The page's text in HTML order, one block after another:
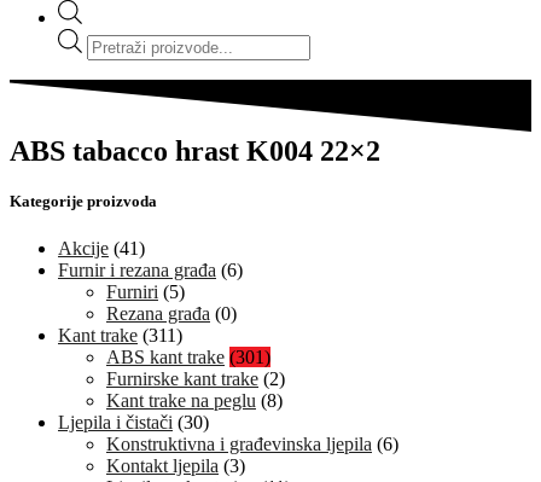
Products
search
ABS tabacco hrast K004 22×2
Kategorije proizvoda
Akcije (41)
Furnir i rezana građa (6)
Furniri (5)
Rezana građa (0)
Kant trake (311)
ABS kant trake (301)
Furnirske kant trake (2)
Kant trake na peglu (8)
Ljepila i čistači (30)
Konstruktivna i građevinska ljepila (6)
Kontakt ljepila (3)